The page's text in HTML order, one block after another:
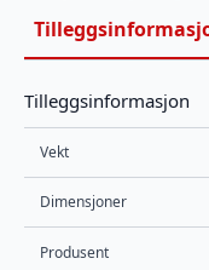
Tilleggsinformasjon
Vekt
Dimensjoner
Produsent